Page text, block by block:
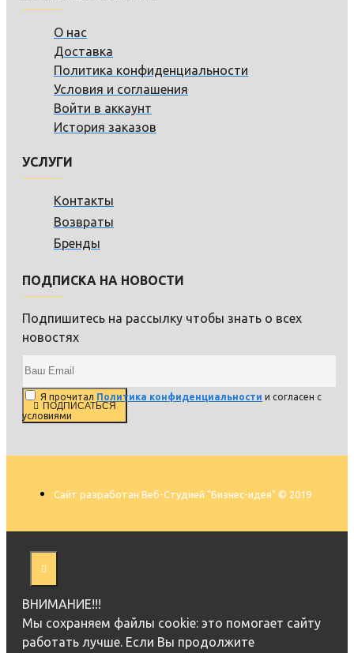
О нас
Доставка
Политика конфиденциальности
Условия и соглашения
Войти в аккаунт
История заказов
УСЛУГИ
Контакты
Возвраты
Бренды
ПОДПИСКА НА НОВОСТИ
Подпишитесь на рассылку чтобы знать о всех
новостях
ПОДПИСАТЬСЯ
Я прочитал Политика конфиденциальности и согласен с
условиями
Сайт разработан Веб-Студией "Бизнес-идея" © 2019
ВНИМАНИЕ!!!
Мы cохраняем файлы cookie: это помогает сайту
работать лучше. Если Вы продолжите